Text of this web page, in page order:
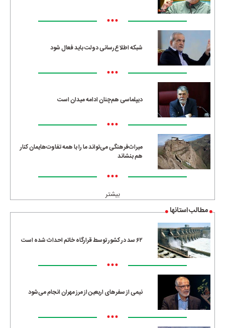
•••
شبکه اطلاع‌رسانی دولت باید فعال شود
•••
دیپلماسی هم‌چنان ادامه میدان است
•••
میراث‌فرهنگی می‌تواند ما را با همه تفاوت‌هایمان کنار
هم بنشاند
•••
بیشتر
مطالب استانها
۶۲ سد در کشور توسط قرارگاه خاتم احداث شده است
•••
نیمی از سفرهای اربعین از مرز مهران انجام می‌شود
•••